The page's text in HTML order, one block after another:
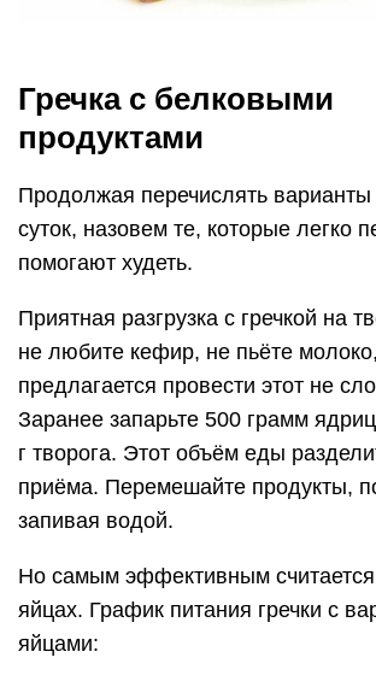
Гречка с белковыми
продуктами
Продолжая перечислять варианты
суток, назовем те, которые легко
помогают худеть.
Приятная разгрузка с гречкой на
не любите кефир, не пьёте
предлагается провести этот не
Заранее запарьте 500 грамм
г творога. Этот объём еды
приёма. Перемешайте продукты,
запивая водой.
Но самым эффективным
яйцах. График питания гречки с
яйцами: